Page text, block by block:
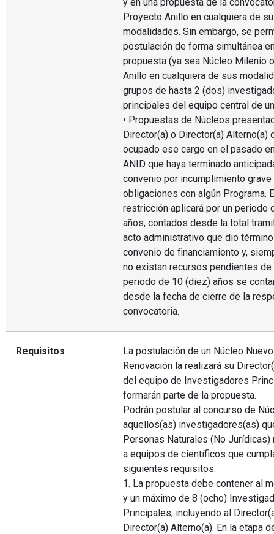
Proyecto Anillo en cualquiera de
modalidades. Sin embargo, se
postulación de forma simultánea
propuesta (ya sea Núcleo Milenio
Anillo en cualquiera de sus
grupos de hasta 2 (dos)
principales del equipo central de
• Propuestas de Núcleos
Director(a) o Director(a) Alterno(a)
ocupado ese cargo en el pasado
ANID que haya terminado
convenio por incumplimiento
obligaciones con algún Programa.
restricción aplicará por un periodo
años, contados desde la total
acto administrativo que dio
convenio de financiamiento y,
no existan recursos pendientes de
periodo de 10 (diez) años se
desde la fecha de cierre de la
convocatoria.
Requisitos
La postulación de un Núcleo
Renovación la realizará su
del equipo de Investigadores
formarán parte de la propuesta.
Podrán postular al concurso de
aquellos(as) investigadores(as)
Personas Naturales (No Jurídicas)
a equipos de científicos que
siguientes requisitos:
1. La propuesta debe contener al
y un máximo de 8 (ocho)
Principales, incluyendo al
Director(a) Alterno(a). En la etapa